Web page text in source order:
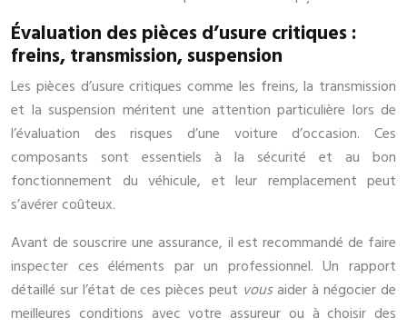
Évaluation des pièces d’usure critiques :
freins, transmission, suspension
Les pièces d’usure critiques comme les freins, la transmission
et la suspension méritent une attention particulière lors de
l’évaluation des risques d’une voiture d’occasion. Ces
composants sont essentiels à la sécurité et au bon
fonctionnement du véhicule, et leur remplacement peut
s’avérer coûteux.
Avant de souscrire une assurance, il est recommandé de faire
inspecter ces éléments par un professionnel. Un rapport
détaillé sur l’état de ces pièces peut vousaider à négocier de
meilleures conditions avec votre assureur ou à choisir des